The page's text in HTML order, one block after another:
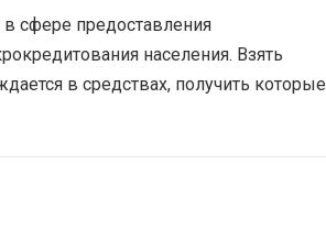
сфере предоставления
населения. Взять
в средствах, получить которые